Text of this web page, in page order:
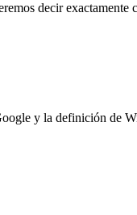
decir exactamente
y la definición de